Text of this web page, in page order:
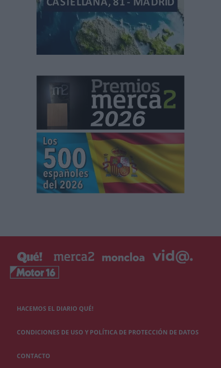
HACEMOS EL DIARIO QUÉ!
CONDICIONES DE USO Y POLÍTICA DE PROTECCIÓN DE DATOS
CONTACTO